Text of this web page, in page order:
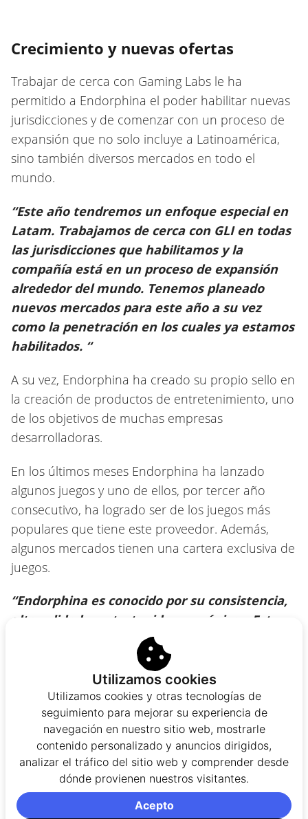
Crecimiento y nuevas ofertas
Trabajar de cerca con Gaming Labs le ha
permitido a Endorphina el poder habilitar nuevas
jurisdicciones y de comenzar con un proceso de
expansión que no solo incluye a Latinoamérica,
sino también diversos mercados en todo el
mundo.
“Este año tendremos un enfoque especial en
Latam. Trabajamos de cerca con GLI en todas
las jurisdicciones que habilitamos y la
compañía está en un proceso de expansión
alrededor del mundo. Tenemos planeado
nuevos mercados para este año a su vez
como la penetración en los cuales ya estamos
habilitados. “
A su vez, Endorphina ha creado su propio sello en
la creación de productos de entretenimiento, uno
de los objetivos de muchas empresas
desarrolladoras.
En los últimos meses Endorphina ha lanzado
algunos juegos y uno de ellos, por tercer año
consecutivo, ha logrado ser de los juegos más
populares que tiene este proveedor. Además,
algunos mercados tienen una cartera exclusiva de
juegos.
“Endorphina es conocido por su consistencia,
alta calidad y entretenidas mecánicas. Este
último mes hemos lanzado una nueva serie
de juegos Dice, Lucky Cloverland Dice, Fruletta
Dice, Hell hot 40. A su vez por tercer año
consecutivo uno de los más populares que
tenemos 2023 Hit Slot.
Para el mercado Argentino tenemos una
cartera exclusiva de juegos disponibles…”
Utilizamos cookies
Utilizamos cookies y otras tecnologías de
seguimiento para mejorar su experiencia de
navegación en nuestro sitio web, mostrarle
contenido personalizado y anuncios dirigidos,
analizar el tráfico del sitio web y comprender desde
dónde provienen nuestros visitantes.
Acepto